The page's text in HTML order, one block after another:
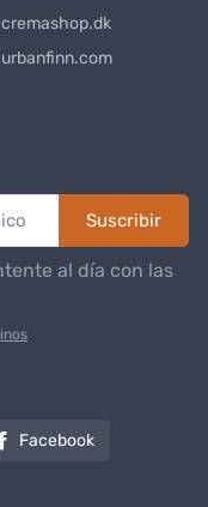
Suscribir
al día con las
Facebook